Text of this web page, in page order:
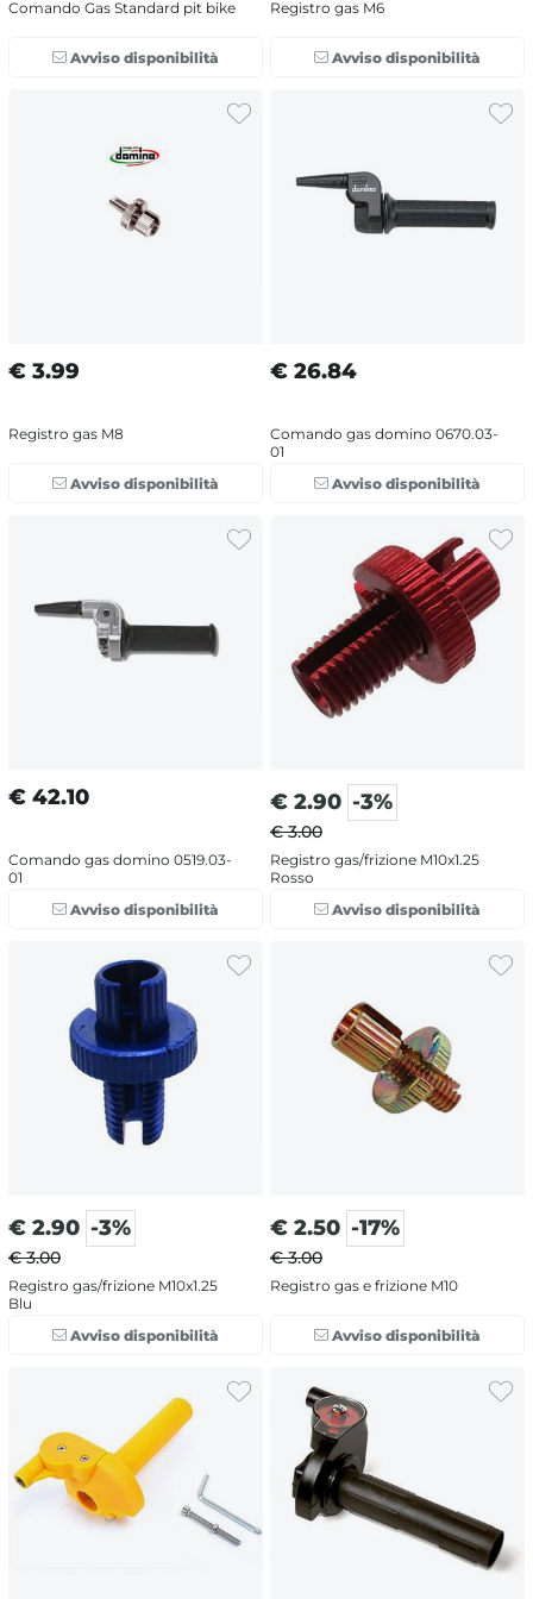
Comando Gas Standard pit bike
Avviso disponibilità
Registro gas M6
Avviso disponibilità
€ 3.99
Registro gas M8
Avviso disponibilità
€ 26.84
Comando gas domino 0670.03-
01
Avviso disponibilità
€ 42.10
Comando gas domino 0519.03-
01
Avviso disponibilità
€ 2.90 -3%
€ 3.00
Registro gas/frizione M10x1.25
Rosso
Avviso disponibilità
€ 2.90 -3%
€ 3.00
Registro gas/frizione M10x1.25
Blu
Avviso disponibilità
€ 2.50 -17%
€ 3.00
Registro gas e frizione M10
Avviso disponibilità